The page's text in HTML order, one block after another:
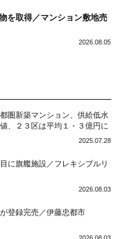
を取得／マンション敷地売
2026.08.05
圏新築マンション、供給低水
、２３区は平均１・３億円に
2025.07.28
に旗艦施設／フレキシブルリ
2026.08.03
登録完売／伊藤忠都市